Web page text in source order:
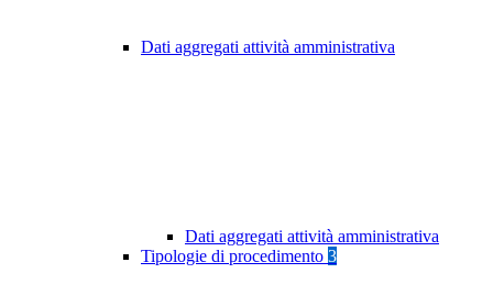
Dati aggregati attività amministrativa
Dati aggregati attività amministrativa
Tipologie di procedimento 3